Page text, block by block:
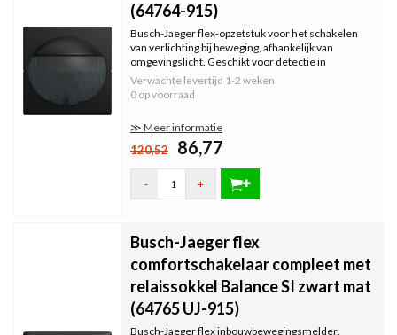
(64764-915)
Busch-Jaeger flex-opzetstuk voor het schakelen
van verlichting bij beweging, afhankelijk van
omgevingslicht. Geschikt voor detectie in
trappenhuizen. Functie afhankelijk van flex-sokkel
(niet inbegrepen). Montagehoogte: 1,1–2,2 m.
Balance SI, zwart mat.
Verwachte levertijd 1-2 weken
0 op voorraad
≫ Meer informatie
120,52 86,77
- +
Busch-Jaeger flex
comfortschakelaar compleet met
relaissokkel Balance SI zwart mat
(64765 UJ-915)
Busch-Jaeger flex inbouwbewegingsmelder,